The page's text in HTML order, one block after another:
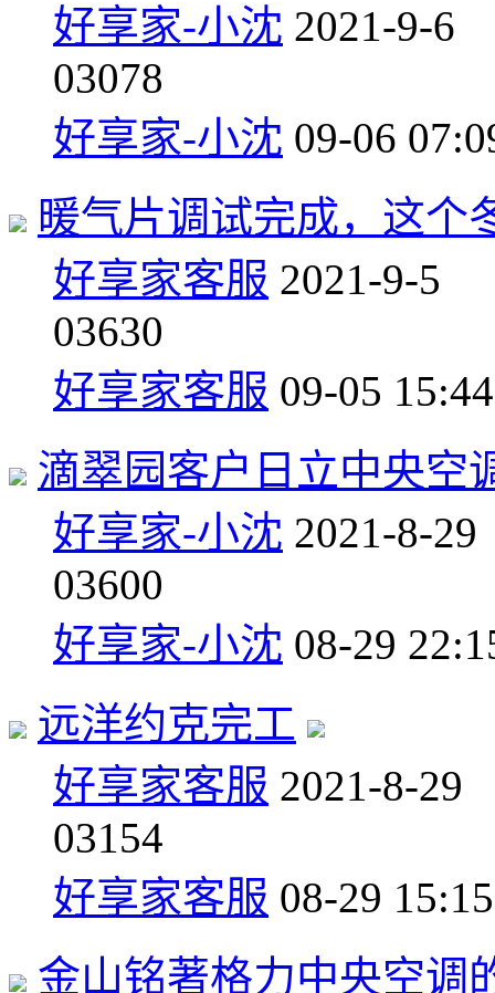
好享家-小沈 2021-9-6
03078
好享家-小沈 09-06
暖气片调试完成，这个
好享家客服 2021-9-5
03630
好享家客服 09-05 15:44
滴翠园客户日立中央空
好享家-小沈 2021-8-29
03600
好享家-小沈 08-29
远洋约克完工
好享家客服 2021-8-29
03154
好享家客服 08-29 15:15
金山铭著格力中央空调